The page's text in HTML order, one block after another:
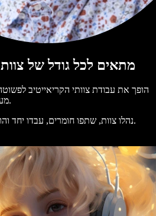
Speechify Studio מתאים לכל גודל של צוות
מעסק בודד ועד צוותים ארגוניים.
נהלו צוות, שתפו חומרים, עבדו יחד והוציאו פרויקטים מהר מאי פעם.